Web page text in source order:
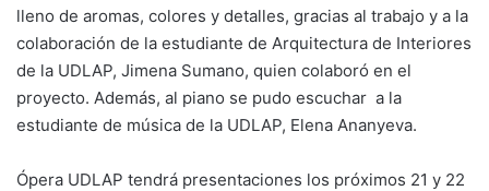
lleno de aromas, colores y detalles, gracias al trabajo y a la
colaboración de la estudiante de Arquitectura de Interiores
de la UDLAP, Jimena Sumano, quien colaboró en el
proyecto. Además, al piano se pudo escuchar a la
estudiante de música de la UDLAP, Elena Ananyeva.
Ópera UDLAP tendrá presentaciones los próximos 21 y 22